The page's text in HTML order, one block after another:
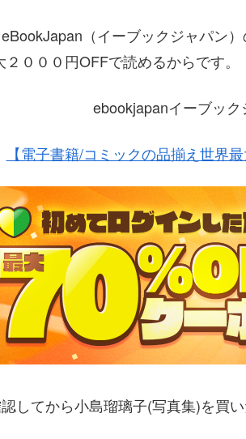
（イーブックジャパン
２０００円OFFで読めるからです。
ebookjapanイーブッ
【電子書籍/コミックの品揃え世界
してから小島瑠璃子(写真集)を買